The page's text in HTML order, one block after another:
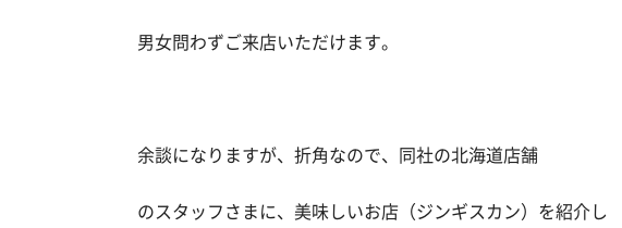
男女問わずご来店いただけます。
余談になりますが、折角なので、同社の北海道店舗
のスタッフさまに、美味しいお店（ジンギスカン）を紹介し